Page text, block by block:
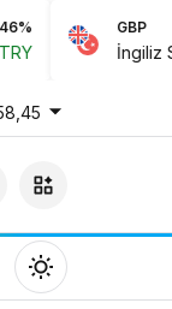
GBP
İngiliz